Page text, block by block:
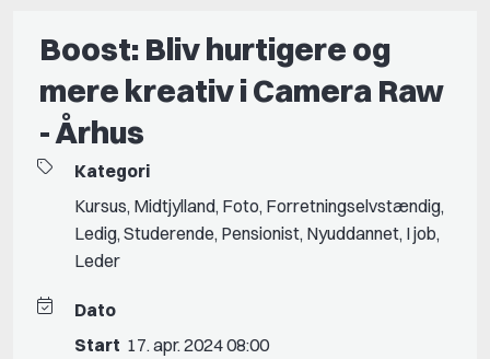
Boost: Bliv hurtigere og
mere kreativ i Camera Raw
- Århus
Kategori
Kursus, Midtjylland, Foto, Forretningselvstændig,
Ledig, Studerende, Pensionist, Nyuddannet, I job,
Leder
Dato
Start 17. apr. 2024 08:00